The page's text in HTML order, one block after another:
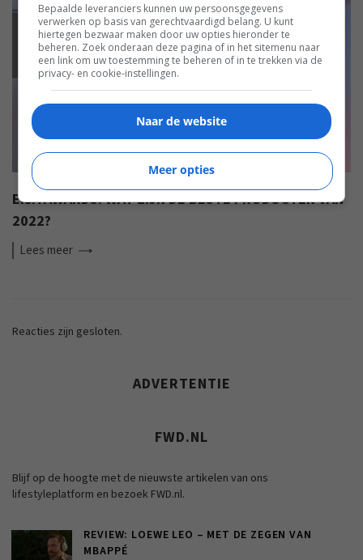
EISA AWARDS: WAT ZIJN DE BESTE PRODUCTEN VAN
2022?
Lees meer
Reacties zijn gesloten.
ADVERTENTIE
FWD.NL
Blijf op de hoogte met de nieuwste artikelen van ons
lifestyleplatform en bezoek FWD.nl.
REVIEW: LOEWE LEO – MET DE ZEGEN VAN
MBAPPÉ
Bepaalde leveranciers kunnen uw persoonsgegevens
verwerken op basis van gerechtvaardigd belang. U kunt
hiertegen bezwaar maken door uw opties hieronder te
beheren. Zoek onderaan deze pagina of in het sitemenu naar
een link om uw toestemming te beheren of in te trekken via de
privacy- en cookie-instellingen.
Naar de website
Meer opties